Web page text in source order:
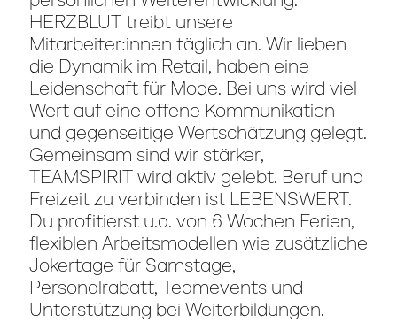
HERZBLUT treibt unsere
Mitarbeiter:innen täglich an. Wir lieben
die Dynamik im Retail, haben eine
Leidenschaft für Mode. Bei uns wird viel
Wert auf eine offene Kommunikation
und gegenseitige Wertschätzung gelegt.
Gemeinsam sind wir stärker,
TEAMSPIRIT wird aktiv gelebt. Beruf und
Freizeit zu verbinden ist LEBENSWERT.
Du profitierst u.a. von 6 Wochen Ferien,
flexiblen Arbeitsmodellen wie zusätzliche
Jokertage für Samstage,
Personalrabatt, Teamevents und
Unterstützung bei Weiterbildungen.